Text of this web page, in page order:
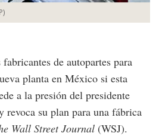
)
de autopartes para
planta en México si esta
a la presión del presidente
revoca su plan para una fábrica
Wall Street Journal (WSJ).